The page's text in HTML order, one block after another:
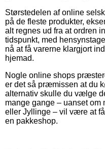
Størstedelen af online
på de fleste produkter,
alt regnes ud fra at ordren
tidspunkt, med
nå at få varerne klargjort
hjemad.
Nogle online shops
er det så præmissen at du
alternativ skulle du vælge
mange gange – uanset
eller Jyllinge – vil være at
en pakkeshop.